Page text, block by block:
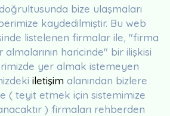
bize ulaşmaları
kaydedilmiştir. Bu web
listelenen firmalar ile, "firma
haricinde" bir ilişkisi
yer almak istemeyen
iletişim alanından bizlere
( teyit etmek için sistemimize
) firmaları rehberden